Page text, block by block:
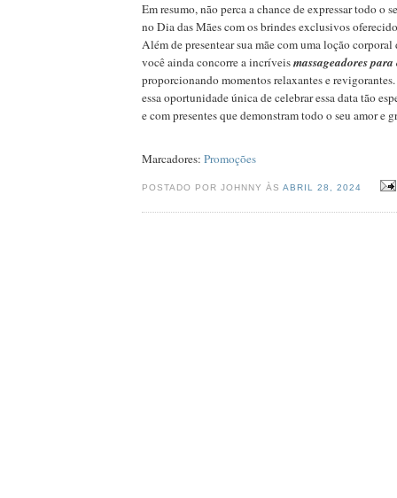
Em resumo, não perca a chance de expressar todo o
no Dia das Mães com os brindes exclusivos
Além de presentear sua mãe com uma loção
você ainda concorre a incríveismassageadores para
proporcionando momentos relaxantes e
essa oportunidade única de celebrar essa data tão
e com presentes que demonstram todo o seu amor e
Marcadores: Promoções
POSTADO POR JOHNNY ÀSABRIL 28, 2024